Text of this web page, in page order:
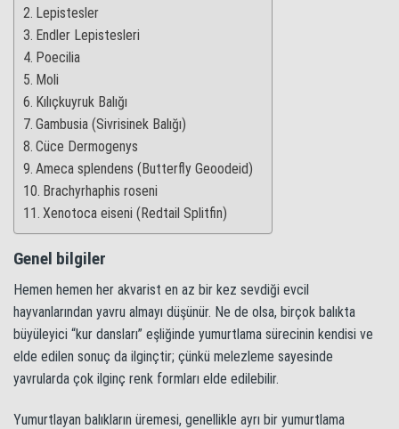
Lepistesler
Endler Lepistesleri
Poecilia
Moli
Kılıçkuyruk Balığı
Gambusia (Sivrisinek Balığı)
Cüce Dermogenys
Ameca splendens (Butterfly Geoodeid)
Brachyrhaphis roseni
Xenotoca eiseni (Redtail Splitfin)
Genel bilgiler
Hemen hemen her akvarist en az bir kez sevdiği evcil
hayvanlarından yavru almayı düşünür. Ne de olsa, birçok balıkta
büyüleyici “kur dansları” eşliğinde yumurtlama sürecinin kendisi ve
elde edilen sonuç da ilginçtir; çünkü melezleme sayesinde
yavrularda çok ilginç renk formları elde edilebilir.
Yumurtlayan balıkların üremesi, genellikle ayrı bir yumurtlama